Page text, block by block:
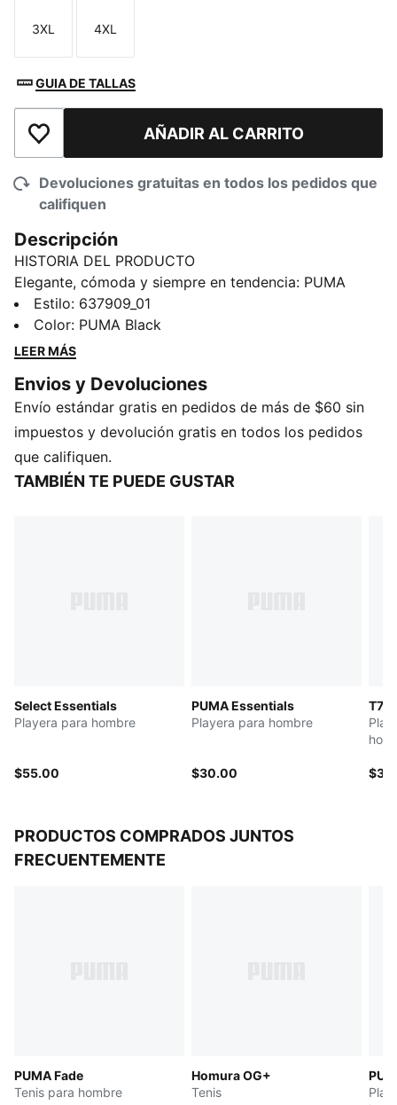
Talla
3XL
Talla
4XL
GUIA DE TALLAS
Añadir a la lista de deseosAÑADIR AL CARRITO
Devoluciones gratuitas en todos los pedidos que
califiquen
Descripción
HISTORIA DEL PRODUCTO
Elegante, cómoda y siempre en tendencia: PUMA
Essentials es una línea de ropa informal
imprescindible, diseñada para los días de descanso.
Esta playera ofrece un look relajado que es fácil de
DETALLES
Producto diseñado para: Lifestyle by PUMA
Corte: holgado
Largo: corto
Cuello: redondo
Estilo: 637909_01
Color: PUMA Black
LEER MÁS
Envios y Devoluciones
Envío estándar gratis en pedidos de más de $60 sin
impuestos y devolución gratis en todos los pedidos
que califiquen.
TAMBIÉN TE PUEDE GUSTAR
Select Essentials
Playera para hombre
$55.00
PUMA Essentials
Playera para hombre
$30.00
T7
PRODUCTOS COMPRADOS JUNTOS
FRECUENTEMENTE
PUMA Fade
Tenis para hombre
Homura OG+
Tenis